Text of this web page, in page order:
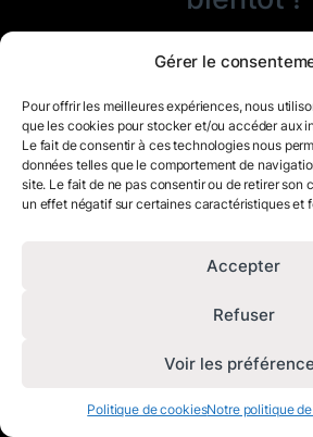
Gérer le
Pour offrir les meilleures expériences, nous
que les cookies pour stocker et/ou accéder aux
Le fait de consentir à ces technologies nous
données telles que le comportement de
site. Le fait de ne pas consentir ou de retirer son
un effet négatif sur certaines caractéristiques et
Accepter
Refuser
Voir les
Politique de cookiesNotre politique